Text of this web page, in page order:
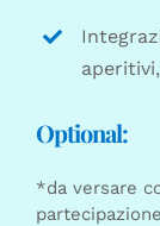
Optional:
*da versare